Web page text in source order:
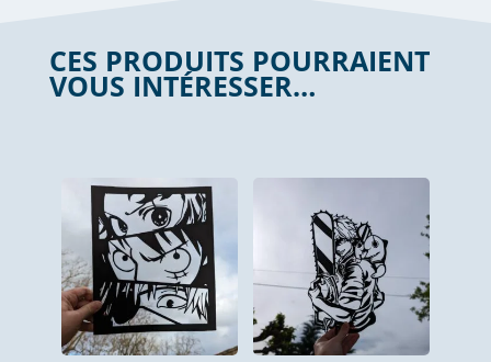
CES PRODUITS POURRAIENT
VOUS INTÉRESSER…